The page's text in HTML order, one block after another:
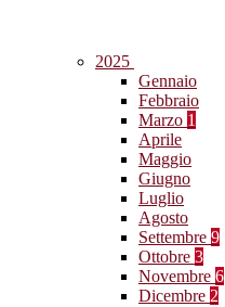
2025
Gennaio
Febbraio
Marzo 1
Aprile
Maggio
Giugno
Luglio
Agosto
Settembre 9
Ottobre 3
Novembre 6
Dicembre 2